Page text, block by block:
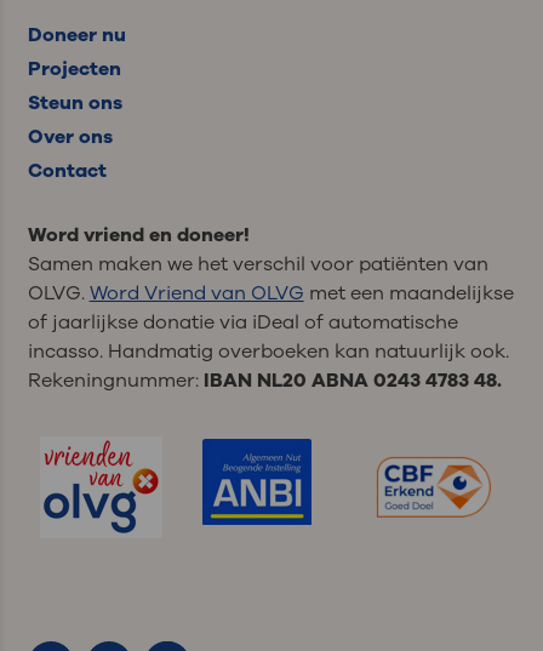
Doneer nu
Projecten
Steun ons
Over ons
Contact
Word vriend en doneer!
Samen maken we het verschil voor patiënten van
OLVG.Word Vriend van OLVG met een maandelijkse
of jaarlijkse donatie via iDeal of automatische
incasso. Handmatig overboeken kan natuurlijk ook.
Rekeningnummer: IBAN NL20 ABNA 0243 4783 48.